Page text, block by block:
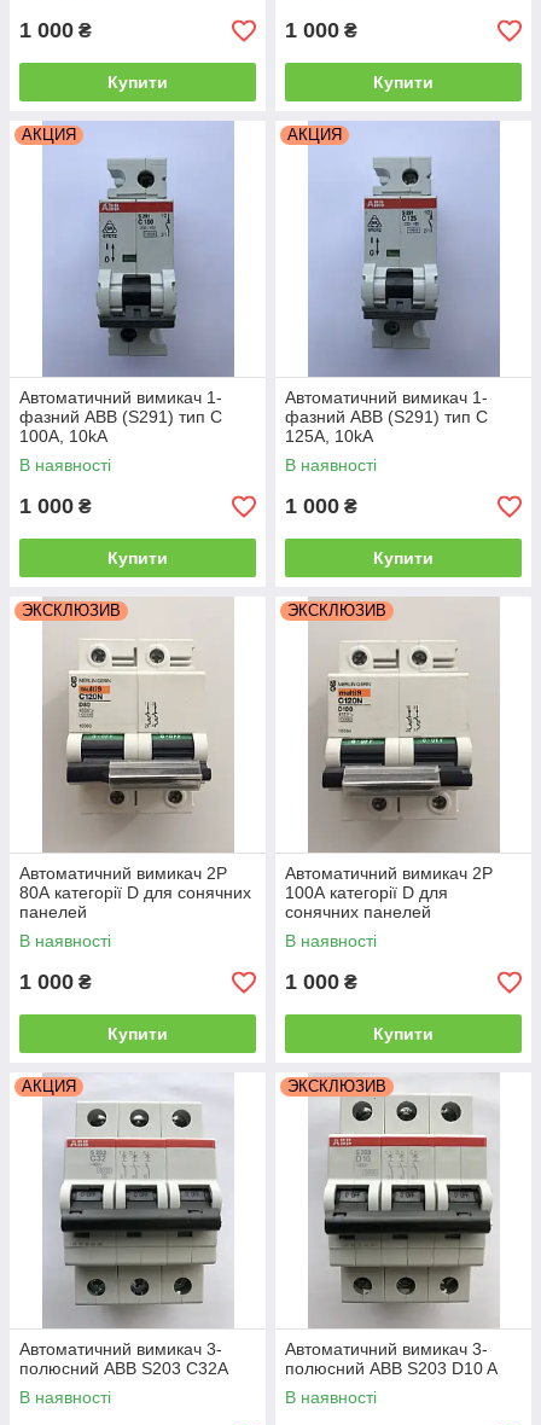
1 000 ₴
Купити
1 000 ₴
Купити
АКЦИЯ
Автоматичний вимикач 1-
фазний ABB (S291) тип C
100A, 10kA
В наявності
1 000 ₴
Купити
АКЦИЯ
Автоматичний вимикач 1-
фазний ABB (S291) тип C
125A, 10kA
В наявності
1 000 ₴
Купити
ЭКСКЛЮЗИВ
Автоматичний вимикач 2Р
80А категорії D для сонячних
панелей
В наявності
1 000 ₴
Купити
ЭКСКЛЮЗИВ
Автоматичний вимикач 2Р
100А категорії D для
сонячних панелей
В наявності
1 000 ₴
Купити
АКЦИЯ
Автоматичний вимикач 3-
полюсний ABB S203 C32A
В наявності
ЭКСКЛЮЗИВ
Автоматичний вимикач 3-
полюсний ABB S203 D10 A
В наявності